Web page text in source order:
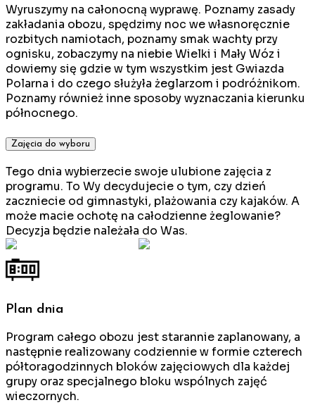
Wyruszymy na całonocną wyprawę. Poznamy zasady
zakładania obozu, spędzimy noc we własnoręcznie
rozbitych namiotach, poznamy smak wachty przy
ognisku, zobaczymy na niebie Wielki i Mały Wóz i
dowiemy się gdzie w tym wszystkim jest Gwiazda
Polarna i do czego służyła żeglarzom i podróżnikom.
Poznamy również inne sposoby wyznaczania kierunku
północnego.
Zajęcia do wyboru
Tego dnia wybierzecie swoje ulubione zajęcia z
programu. To Wy decydujecie o tym, czy dzień
zaczniecie od gimnastyki, plażowania czy kajaków. A
może macie ochotę na całodzienne żeglowanie?
Decyzja będzie należała do Was.
Plan dnia
Program całego obozu jest starannie zaplanowany, a
następnie realizowany codziennie w formie czterech
półtoragodzinnych bloków zajęciowych dla każdej
grupy oraz specjalnego bloku wspólnych zajęć
wieczornych.